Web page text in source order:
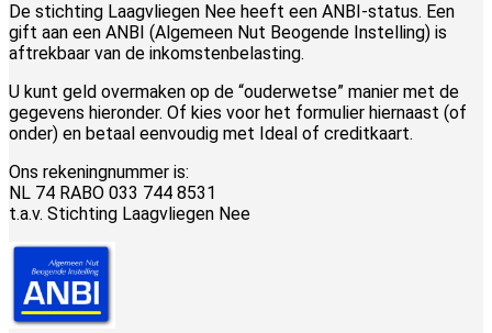
De stichting Laagvliegen Nee heeft een ANBI-status. Een
gift aan een ANBI (Algemeen Nut Beogende Instelling) is
aftrekbaar van de inkomstenbelasting.
U kunt geld overmaken op de “ouderwetse” manier met de
gegevens hieronder. Of kies voor het formulier hiernaast (of
onder) en betaal eenvoudig met Ideal of creditkaart.
Ons rekeningnummer is:
NL 74 RABO 033 744 8531
t.a.v. Stichting Laagvliegen Nee